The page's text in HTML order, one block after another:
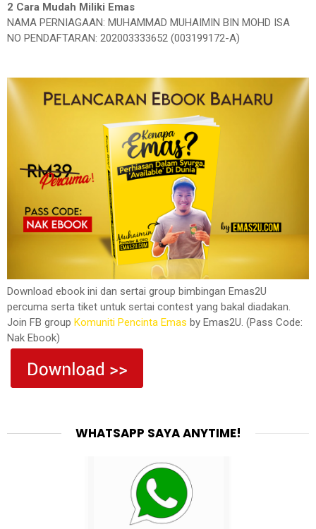
2 Cara Mudah Miliki Emas
NAMA PERNIAGAAN: MUHAMMAD MUHAIMIN BIN MOHD ISA
NO PENDAFTARAN: 202003333652 (003199172-A)
Download ebook ini dan sertai group bimbingan Emas2U
percuma serta tiket untuk sertai contest yang bakal diadakan.
Join FB group Komuniti Pencinta Emas by Emas2U. (Pass Code:
Nak Ebook)
WHATSAPP SAYA ANYTIME!